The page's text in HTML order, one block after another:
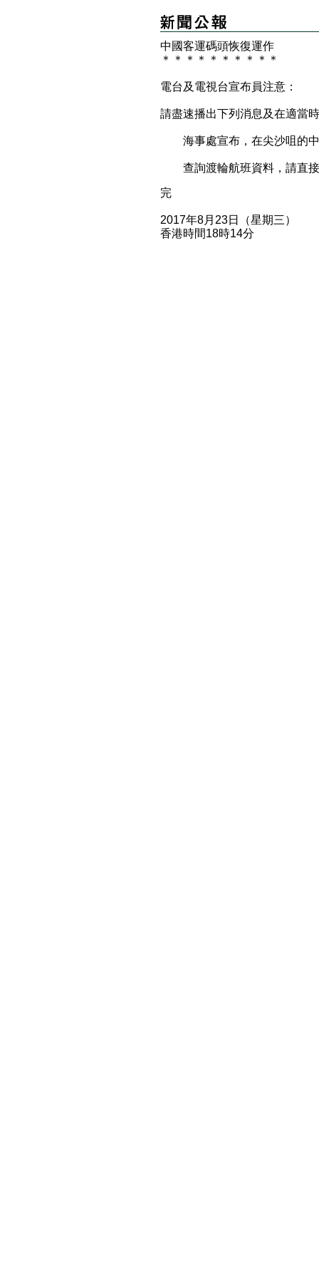
中國客運碼頭恢復運作
＊
＊ ＊ ＊ ＊ ＊ ＊ ＊ ＊ ＊
電台及電視台宣布員注意：
請盡速播出下列消息及在適當
海事處宣布，在尖沙咀的中
查詢渡輪航班資料，請直接
完
2017年8月23日（星期三）
香港時間18時14分